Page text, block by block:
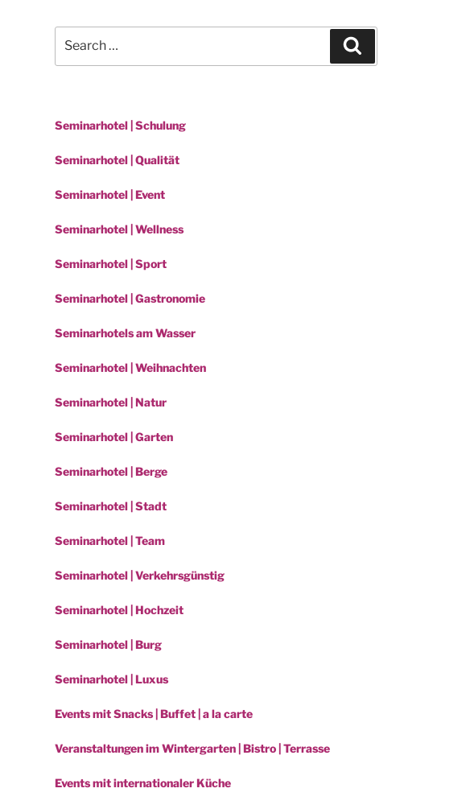
for:
Seminarhotel | Schulung
Seminarhotel | Qualität
Seminarhotel | Event
Seminarhotel | Wellness
Seminarhotel | Sport
Seminarhotel | Gastronomie
Seminarhotels am Wasser
Seminarhotel | Weihnachten
Seminarhotel | Natur
Seminarhotel | Garten
Seminarhotel | Berge
Seminarhotel | Stadt
Seminarhotel | Team
Seminarhotel | Verkehrsgünstig
Seminarhotel | Hochzeit
Seminarhotel | Burg
Seminarhotel | Luxus
Events mit Snacks | Buffet | a la carte
Veranstaltungen im Wintergarten | Bistro | Terrasse
Events mit internationaler Küche